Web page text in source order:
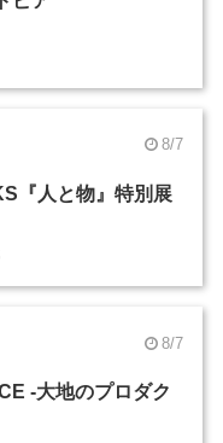
8/7
『人と物』特別展
8/7
-大地のプロダク